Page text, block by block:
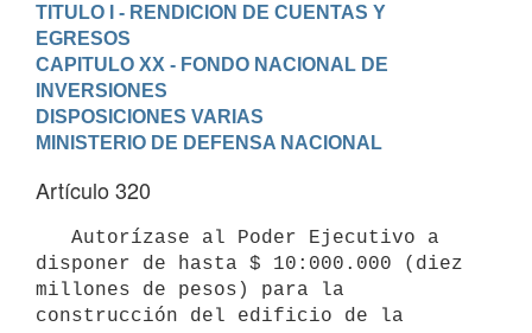
TITULO I - RENDICION DE CUENTAS Y
EGRESOS
CAPITULO XX - FONDO NACIONAL DE
INVERSIONES
DISPOSICIONES VARIAS
MINISTERIO DE DEFENSA NACIONAL
Artículo 320
disponer de hasta $ 10:000.000 (diez
millones de pesos) para la
construcción del edificio de la